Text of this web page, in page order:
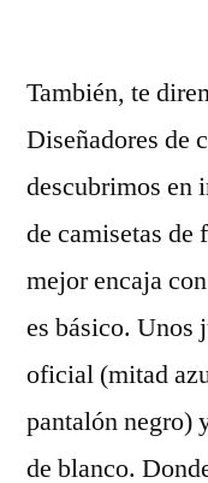
También, te
Diseñadores de
descubrimos en
de camisetas de
mejor encaja
es básico. Unos
oficial (mitad
pantalón negro)
de blanco.